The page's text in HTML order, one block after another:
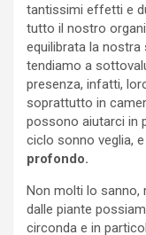
tantissimi effetti e
tutto il nostro
equilibrata la nostra
tendiamo a
presenza, infatti,
soprattutto in
possono aiutarci in
ciclo sonno veglia,
profondo.
Non molti lo sanno,
dalle piante
circonda e in